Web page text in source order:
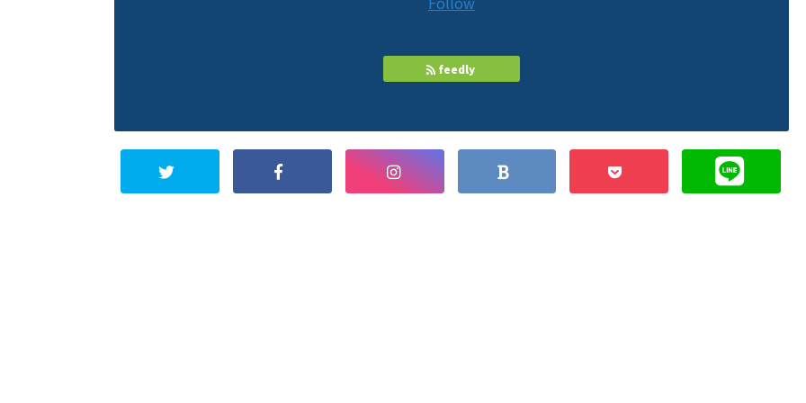
feedly